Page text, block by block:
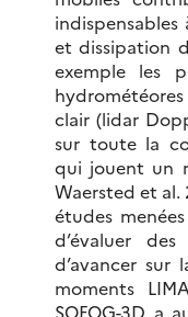
et dissipation
exemple les
clair (lidar
sur toute la
qui jouent un
Waersted et al.
études
d’évaluer
d’avancer sur
moments
SOFOG-3D a